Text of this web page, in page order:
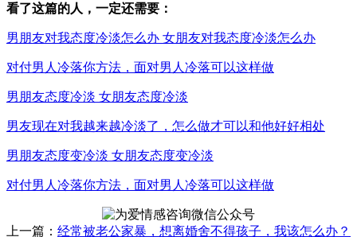
看了这篇的人，一定还需要：
男朋友对我态度冷淡怎么办 女朋友对我态度冷淡怎么办
对付男人冷落你方法，面对男人冷落可以这样做
男朋友态度冷淡 女朋友态度冷淡
男友现在对我越来越冷淡了，怎么做才可以和他好好相处
男朋友态度变冷淡 女朋友态度变冷淡
对付男人冷落你方法，面对男人冷落可以这样做
上一篇： 经常被老公家暴，想离婚舍不得孩子，我该怎么办？